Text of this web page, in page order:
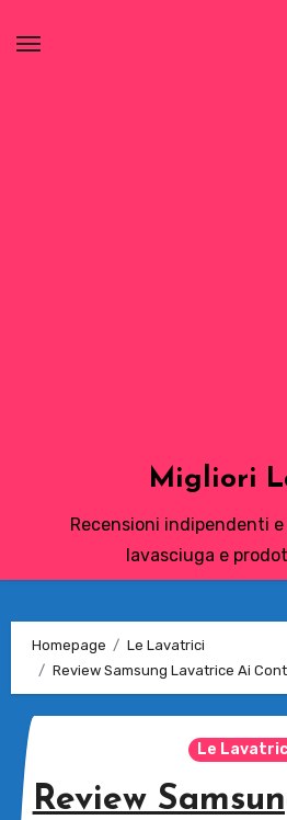
Migliori
Recensioni indipendenti
lavasciuga e
Homepage
Le Lavatrici
Review Samsung Lavatrice Ai
Le
Review